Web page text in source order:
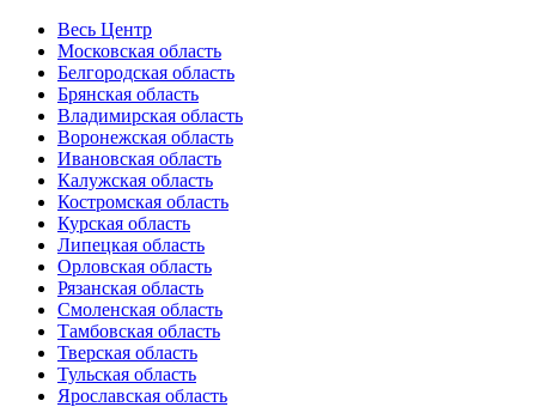
Весь Центр
Московская область
Белгородская область
Брянская область
Владимирская область
Воронежская область
Ивановская область
Калужская область
Костромская область
Курская область
Липецкая область
Орловская область
Рязанская область
Смоленская область
Тамбовская область
Тверская область
Тульская область
Ярославская область